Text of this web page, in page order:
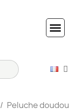
Peluche doudou